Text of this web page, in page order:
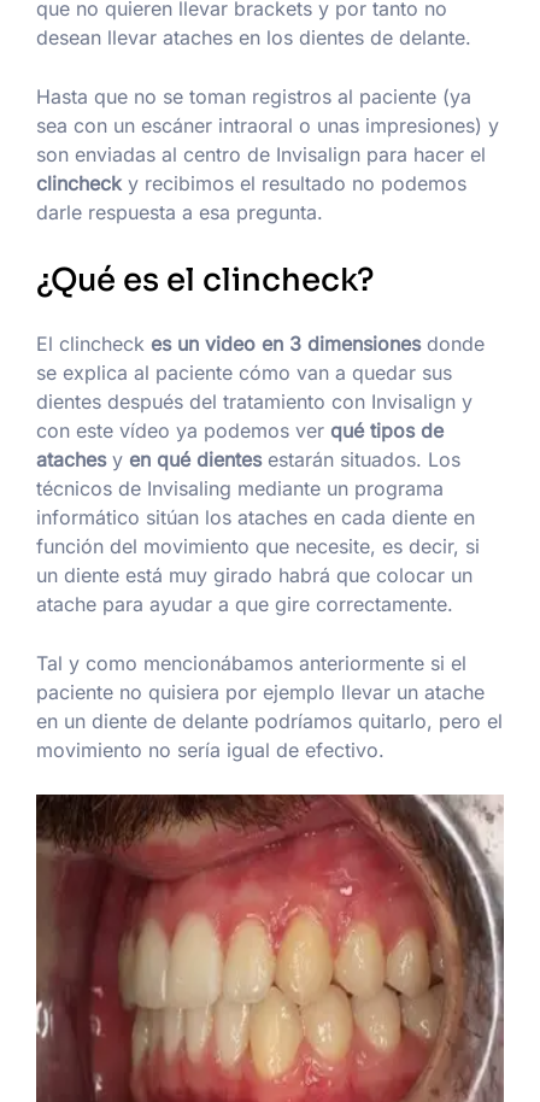
que no quieren llevar brackets y por tanto no
desean llevar ataches en los dientes de delante.
Hasta que no se toman registros al paciente (ya
sea con un escáner intraoral o unas impresiones) y
son enviadas al centro de Invisalign para hacer el
clincheck y recibimos el resultado no podemos
darle respuesta a esa pregunta.
¿Qué es el clincheck?
El clincheck es un video en 3 dimensionesdonde
se explica al paciente cómo van a quedar sus
dientes después del tratamiento con Invisalign y
con este vídeo ya podemos ver qué tipos de
atachesy en qué dientesestarán situados. Los
técnicos de Invisaling mediante un programa
informático sitúan los ataches en cada diente en
función del movimiento que necesite, es decir, si
un diente está muy girado habrá que colocar un
atache para ayudar a que gire correctamente.
Tal y como mencionábamos anteriormente si el
paciente no quisiera por ejemplo llevar un atache
en un diente de delante podríamos quitarlo, pero el
movimiento no sería igual de efectivo.